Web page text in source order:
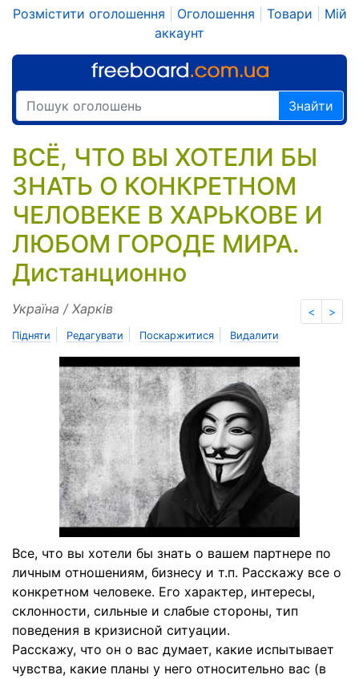
Розмістити оголошення Оголошення Товари
Мій
аккаунт
Знайти
ВСЁ, ЧТО ВЫ ХОТЕЛИ БЫ
ЗНАТЬ О КОНКРЕТНОМ
ЧЕЛОВЕКЕ В ХАРЬКОВЕ И
ЛЮБОМ ГОРОДЕ МИРА.
Дистанционно
< >
Україна / Харків
Підняти Редагувати Поскаржитися Видалити
Все, что вы хотели бы знать о вашем партнере по
личным отношениям, бизнесу и т.п. Расскажу все о
конкретном человеке. Его характер, интересы,
склонности, сильные и слабые стороны, тип
поведения в кризисной ситуации.
Расскажу, что он о вас думает, какие испытывает
чувства, какие планы у него относительно вас (в